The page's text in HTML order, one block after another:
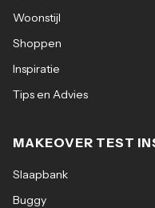
Woonstijl
Shoppen
Inspiratie
Tips en Advies
MAKEOVER TEST
Slaapbank
Buggy